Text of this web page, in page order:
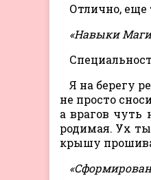
Отлично, еще
«Навыки
Я на берегу
не просто
а врагов
родимая. Ух
крышу